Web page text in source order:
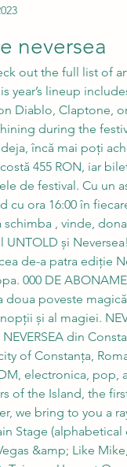
neversea
out the full list of
year’s lineup
Diablo, Claptone,
during the
încă mai poți
455 RON, iar
de festival. Cu un
cu ora 16:00 în
schimba , vinde,
UNTOLD și
de-a patra ediție
000 DE
doua poveste
și al magiei.
din
of Constanța,
electronica, pop,
of the Island, the
we bring to you a
Stage (alphabetical
&amp; Like